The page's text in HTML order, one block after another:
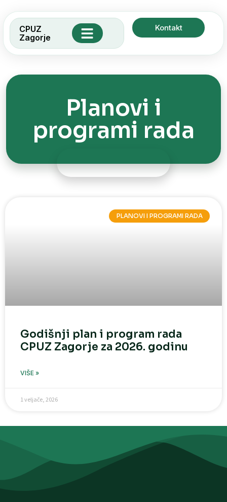
CPUZ
Zagorje
Kontakt
Planovi i
programi rada
PLANOVI I PROGRAMI RADA
Godišnji plan i program rada
CPUZ Zagorje za 2026. godinu
VIŠE »
1 veljače, 2026